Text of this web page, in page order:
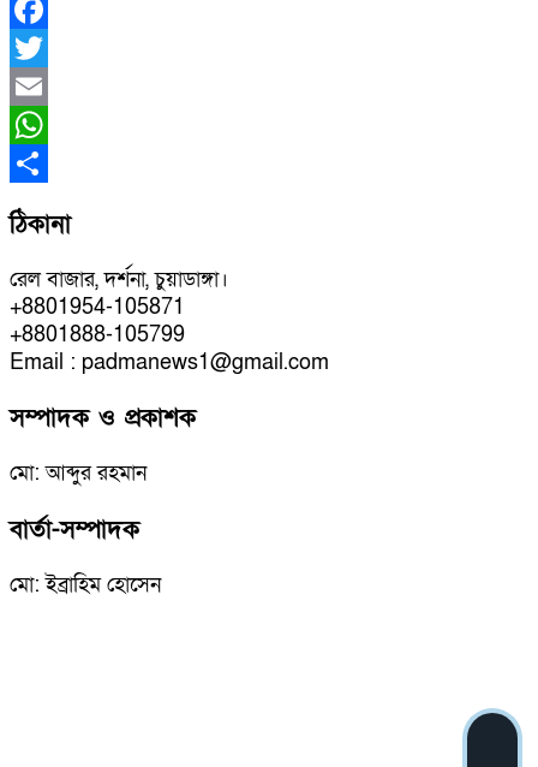
Facebook
Twitter
Email
WhatsApp
Share
ঠিকানা
রেল বাজার, দর্শনা, চুয়াডাঙ্গা।
+8801954-105871
+8801888-105799
Email : padmanews1@gmail.com
সম্পাদক ও প্রকাশক
মো: আব্দুর রহমান
বার্তা-সম্পাদক
মো: ইব্রাহিম হোসেন